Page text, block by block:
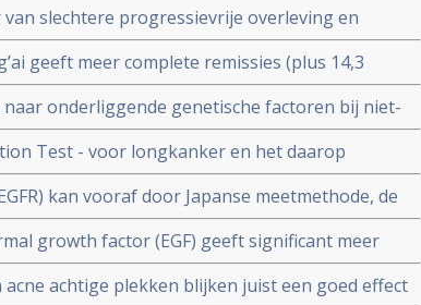
slechtere progressievrije overleving en
van Tyrosine Kinase remmers (EGFR-TKI)bij
mutaties.
geeft meer complete remissies (plus 14,3
overleving met minder bijwerkingen in
met EGFR mutatie copy 1
onderliggende genetische factoren bij niet-
Test - voor longkanker en het daarop
krijgt officieel goedkeuring van FDA
kan vooraf door Japanse meetmethode, de
bj longkankerpatiënten en daarmee
dan nut heeft als behandeling
growth factor (EGF) geeft significant meer
van leven bij patienten met vergevorderde
IIIB en IV) copy 1
achtige plekken blijken juist een goed effect